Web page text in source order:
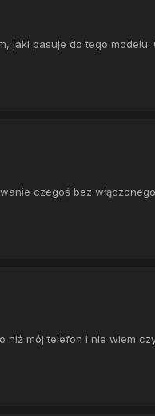
jaki pasuje do tego modelu.
czegoś bez
niż mój telefon i nie wiem